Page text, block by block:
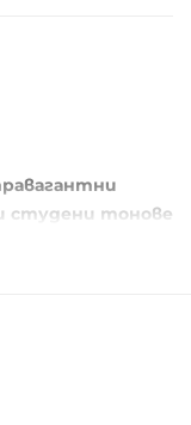
студени тонове
и
най-